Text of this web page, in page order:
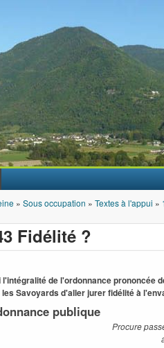
» Sous occupation » Textes à l'appui »
Fidélité ?
l'intégralité de l'ordonnance prononcée
les Savoyards d'aller jurer fidélité à
publique
Procure